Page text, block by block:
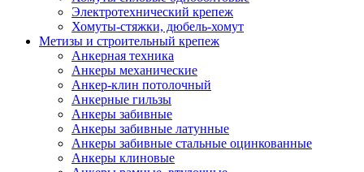
Электротехнический крепеж
Хомуты-стяжки, дюбель-хомут
Метизы и строительный крепеж
Анкерная техника
Анкеры механические
Анкер-клин потолочный
Анкерные гильзы
Анкеры забивные
Анкеры забивные латунные
Анкеры забивные стальные оцинкованные
Анкеры клиновые